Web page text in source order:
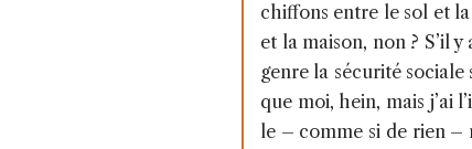
chiffons entre le sol et
et la maison, non ? S’il
genre la sécurité sociale
que moi, hein, mais j’ai
le – comme si de rien –